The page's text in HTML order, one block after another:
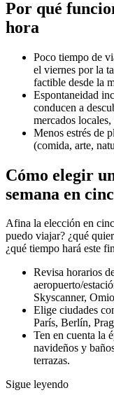
Por qué
hora
Poco tiempo de
el viernes por la
factible desde la
Espontaneidad
conducen a
mercados
Menos estrés de
(comida, arte,
Cómo elegir
semana en
Afina la elección en
puedo viajar? ¿qué
¿qué tiempo hará este
Revisa horarios
aeropuerto/
Skyscanner,
Elige ciudades
París, Berlín,
Ten en cuenta la
navideños y
terrazas.
Sigue leyendo